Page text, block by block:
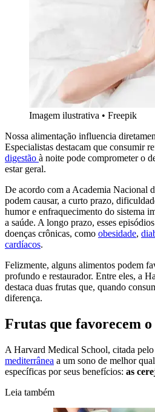
Imagem ilustrativa • Freepik
Nossa alimentação influencia
Especialistas destacam que consumir
digestão à noite pode comprometer o
estar geral.
De acordo com a Academia Nacional
podem causar, a curto prazo,
humor e enfraquecimento do sistema
a saúde. A longo prazo, esses
doenças crônicas, como obesidade,
cardíacos.
Felizmente, alguns alimentos podem
profundo e restaurador. Entre eles, a
destaca duas frutas que, quando
diferença.
Frutas que favorecem o
A Harvard Medical School, citada
mediterrânea a um sono de melhor
específicas por seus benefícios: as
Leia também